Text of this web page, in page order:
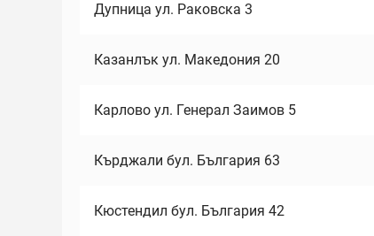
Дупница ул. Раковска 3
Казанлък ул. Македония 20
Карлово ул. Генерал Заимов 5
Кърджали бул. България 63
Кюстендил бул. България 42